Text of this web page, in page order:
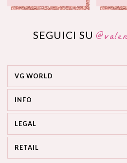
SEGUICI SU
VG WORLD
INFO
LEGAL
RETAIL